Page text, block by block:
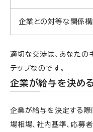
企業との対等な関係
適切な交渉は、あなたの
テップなのです。
企業が給与を決め
企業が給与を決定する際
場相場、社内基準、応募